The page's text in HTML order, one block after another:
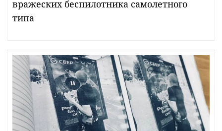
вражеских беспилотника самолетного
типа